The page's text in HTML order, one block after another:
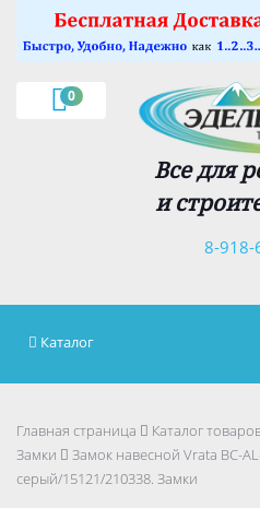
0
Все для
и
8-918-
Каталог
Главная страница Каталог
Замки
Замок навесной Vrata BC-
серый/15121/210338. Замки